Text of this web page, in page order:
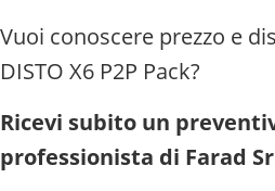
Vuoi conoscere prezzo e
DISTO X6 P2P Pack?
Ricevi subito un
professionista di Farad